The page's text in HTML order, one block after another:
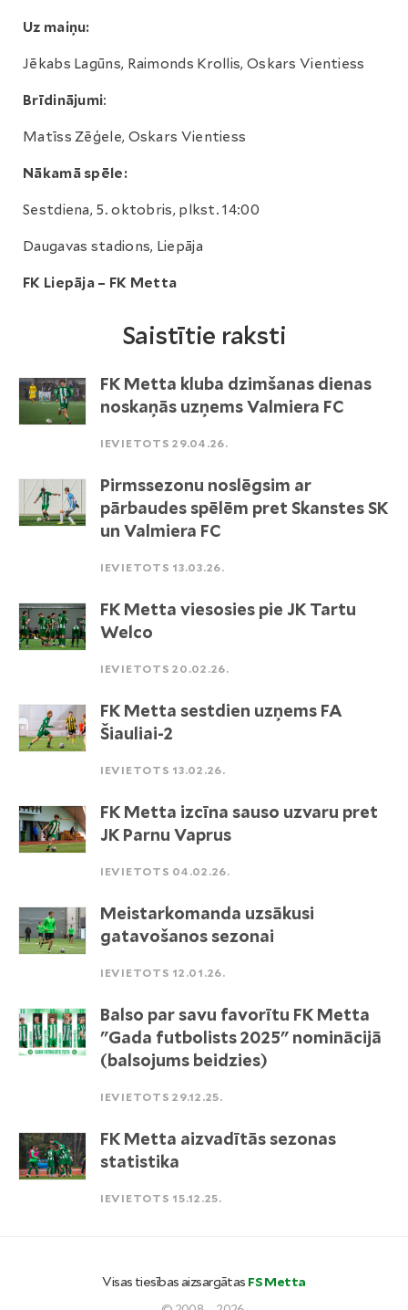
Uz maiņu:
Jēkabs Lagūns, Raimonds Krollis, Oskars Vientiess
Brīdinājumi:
Matīss Zēģele, Oskars Vientiess
Nākamā spēle:
Sestdiena, 5. oktobris, plkst. 14:00
Daugavas stadions, Liepāja
FK Liepāja – FK Metta
Saistītie raksti
FK Metta kluba dzimšanas dienas
noskaņās uzņems Valmiera FC
IEVIETOTS 29.04.26.
Pirmssezonu noslēgsim ar
pārbaudes spēlēm pret Skanstes SK
un Valmiera FC
IEVIETOTS 13.03.26.
FK Metta viesosies pie JK Tartu
Welco
IEVIETOTS 20.02.26.
FK Metta sestdien uzņems FA
Šiauliai-2
IEVIETOTS 13.02.26.
FK Metta izcīna sauso uzvaru pret
JK Parnu Vaprus
IEVIETOTS 04.02.26.
Meistarkomanda uzsākusi
gatavošanos sezonai
IEVIETOTS 12.01.26.
Balso par savu favorītu FK Metta
"Gada futbolists 2025" nominācijā
(balsojums beidzies)
IEVIETOTS 29.12.25.
FK Metta aizvadītās sezonas
statistika
IEVIETOTS 15.12.25.
Visas tiesības aizsargātas FS Metta